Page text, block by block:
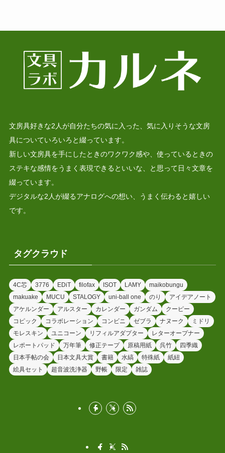
文房具好きな2人が自分たちの気に入った、気に入りそうな文房
具についていろいろと綴っています。
新しい文房具を手にしたときのワクワク感や、使っているときの
ステキな感情をうまく表現できるといいな、と思って日々文章を
綴っています。
デジタルな2人が綴るアナログへの想い、うまく伝わると嬉しい
です。
タグクラウド
4C芯 3776 EDiT filofax ISOT LAMY
maikobungu
makuake
MUCU STALOGY uni-ball one のり
アイデアノート
アケルンダー
アルスター カレンダー ガンダム
クーピー
コピック
コラボレーション コンビニ ゼブラ ナヌーク
ミドリ
モレスキン
ユニコーン リフィルアダプター
レターオープナー
レポートパッド
万年筆 修正テープ 原稿用紙 呉竹
四季織
日本手帖の会
日本文具大賞 書籍 水縞 特殊紙
紙紐
絵具セット
超音波洗浄器 野帳 限定 雑誌